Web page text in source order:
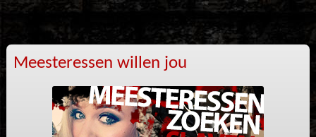
Meesteressen willen jou